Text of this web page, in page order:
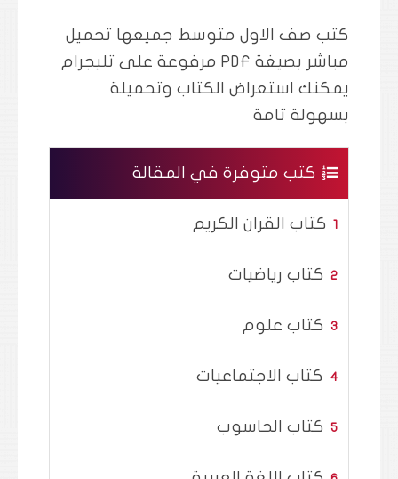
كتب صف الاول متوسط جميعها تحميل
مباشر بصيغة PDF مرفوعة على تليجرام
يمكنك استعراض الكتاب وتحميلة
بسهولة تامة
كتب متوفرة في المقالة
كتاب القران الكريم
كتاب رياضيات
كتاب علوم
كتاب الاجتماعيات
كتاب الحاسوب